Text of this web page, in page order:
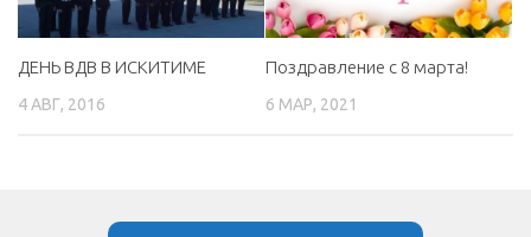
МБОУ ДО «Детская музыкальная школа»
МБУК «Искитимский городской историко-художественный
музей»
ДЕНЬ ВДВ В ИСКИТИМЕ
4 АВГ, 2016
Поздравление с 8 марта!
6 МАР, 2021